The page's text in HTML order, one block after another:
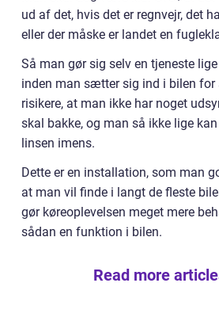
ud af det, hvis det er regnvejr, det
eller der måske er landet en
Så man gør sig selv en tjeneste
inden man sætter sig ind i bilen for
risikere, at man ikke har noget
skal bakke, og man så ikke lige
linsen imens.
Dette er en installation, som man
at man vil finde i langt de fleste
gør køreoplevelsen meget mere
sådan en funktion i bilen.
Read more